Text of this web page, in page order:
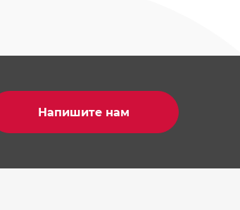
Напишите нам